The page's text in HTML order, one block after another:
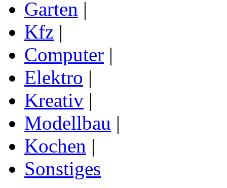
Garten |
Kfz |
Computer |
Elektro |
Kreativ |
Modellbau |
Kochen |
Sonstiges